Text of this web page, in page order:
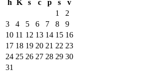
h K s c p s
v
1
2
3
4 5 6 7 8
9
10 11 12 13 14 15 16
17 18 19 20 21 22 23
24 25 26 27 28 29 30
31